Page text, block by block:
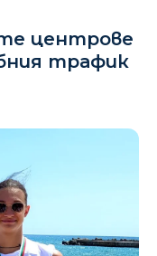
центрове
трафик